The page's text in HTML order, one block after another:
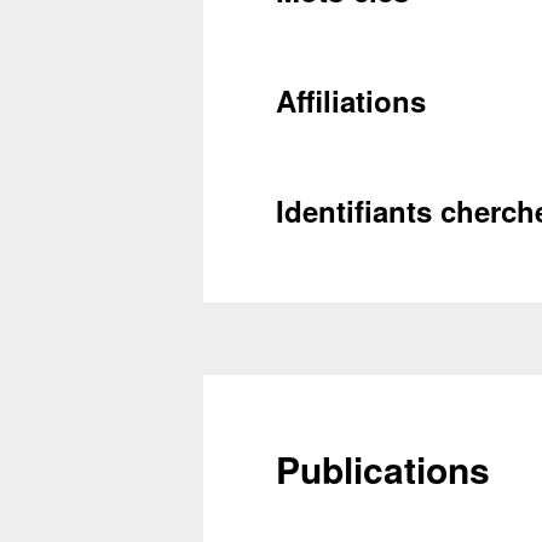
Affiliations
Identifiants
Publications